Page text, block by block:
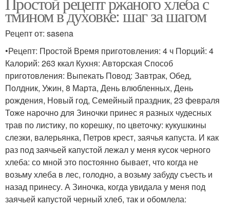
тмином в духовке: шаг за шагом
Рецепт от: sasena
•Рецепт: Простой Время приготовления: 4 ч Порций: 4
Калорий: 263 ккал Кухня: Авторская Способ
приготовления: Выпекать Повод: Завтрак, Обед,
Полдник, Ужин, 8 Марта, День влюбленных, День
рождения, Новый год, Семейный праздник, 23 февраля
Тоже нарочно для Зиночки принес я разных чудесных
трав по листику, по корешку, по цветочку: кукушкины
слезки, валерьянка, Петров крест, заячья капуста. И как
раз под заячьей капустой лежал у меня кусок черного
хлеба: со мной это постоянно бывает, что когда не
возьму хлеба в лес, голодно, а возьму забуду съесть и
назад принесу. А Зиночка, когда увидала у меня под
заячьей капустой черный хлеб, так и обомлела: